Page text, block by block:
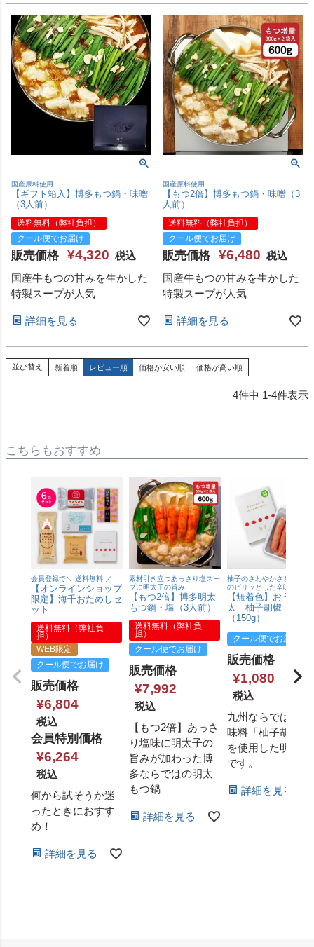
国産原料使用
【ギフト箱入】博多もつ鍋・味噌
（3人前）
送料無料（弊社負担）
クール便でお届け
販売価格 ¥4,320 税込
国産牛もつの甘みを生かした
特製スープが人気
詳細を見る
国産原料使用
【もつ2倍】博多もつ鍋・味噌（3
人前）
送料無料（弊社負担）
クール便でお届け
販売価格 ¥6,480 税込
国産牛もつの甘みを生かした
特製スープが人気
詳細を見る
並び替え 新着順 レビュー順 価格が安い順 価格が高い順
4件中 1-4件表示
こちらもおすすめ
会員登録で＼ 送料無料 ／
【オンラインショップ
限定】海千おためしセ
ット
送料無料（弊社負
担）
WEB限定
クール便でお届け
販売価格
¥6,804
税込
会員特別価格
¥6,264
税込
何から試そうか迷
ったときにおすす
め！
詳細を見る
素材引き立つあっさり塩スー
プに明太子の旨み
【もつ2倍】博多明太
もつ鍋・塩（3人前）
送料無料（弊社負
担）
クール便でお届け
販売価格
¥7,992
税込
【もつ2倍】あっさ
り塩味に明太子の
旨みが加わった博
多ならではの明太
もつ鍋
詳細を見る
柚子のさわやかさと青唐辛
のピリッとした辛味が特長
【無着色】おうち明
太 柚子胡椒 切れ
（150g）
クール便でお届け
販売価格
¥1,080
税込
九州ならではの調
味料「柚子胡椒」
を使用した明太子
です。
詳細を見る